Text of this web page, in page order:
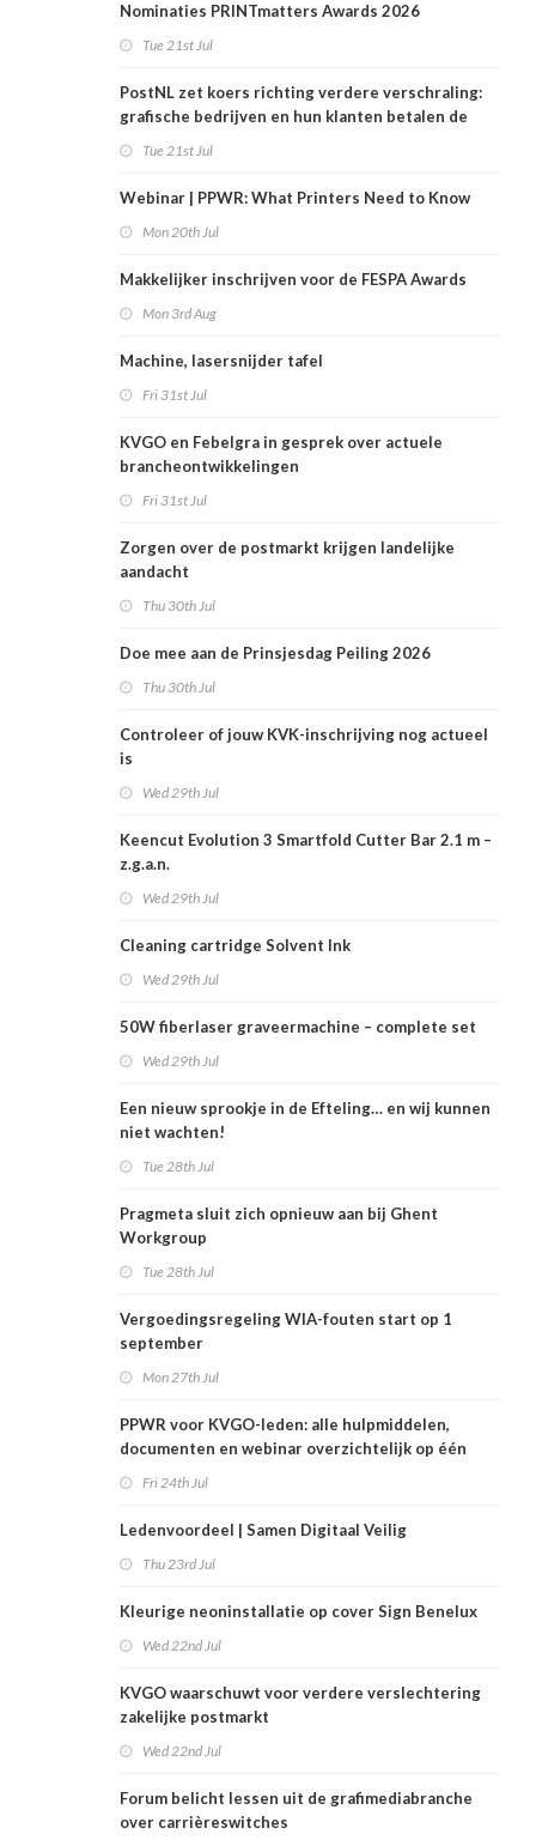
Nominaties PRINTmatters Awards 2026
Tue 21st Jul
PostNL zet koers richting verdere verschraling:
grafische bedrijven en hun klanten betalen de
Tue 21st Jul
Webinar | PPWR: What Printers Need to Know
Mon 20th Jul
Makkelijker inschrijven voor de FESPA Awards
Mon 3rd Aug
Machine, lasersnijder tafel
Fri 31st Jul
KVGO en Febelgra in gesprek over actuele
brancheontwikkelingen
Fri 31st Jul
Zorgen over de postmarkt krijgen landelijke
aandacht
Thu 30th Jul
Doe mee aan de Prinsjesdag Peiling 2026
Thu 30th Jul
Controleer of jouw KVK-inschrijving nog actueel
is
Wed 29th Jul
Keencut Evolution 3 Smartfold Cutter Bar 2.1 m –
z.g.a.n.
Wed 29th Jul
Cleaning cartridge Solvent Ink
Wed 29th Jul
50W fiberlaser graveermachine – complete set
Wed 29th Jul
Een nieuw sprookje in de Efteling… en wij kunnen
niet wachten!
Tue 28th Jul
Pragmeta sluit zich opnieuw aan bij Ghent
Workgroup
Tue 28th Jul
Vergoedingsregeling WIA-fouten start op 1
september
Mon 27th Jul
PPWR voor KVGO-leden: alle hulpmiddelen,
documenten en webinar overzichtelijk op één
Fri 24th Jul
Ledenvoordeel | Samen Digitaal Veilig
Thu 23rd Jul
Kleurige neoninstallatie op cover Sign Benelux
Wed 22nd Jul
KVGO waarschuwt voor verdere verslechtering
zakelijke postmarkt
Wed 22nd Jul
Forum belicht lessen uit de grafimediabranche
over carrièreswitches